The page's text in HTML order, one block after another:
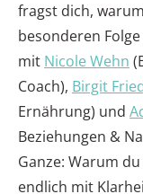
fragst dich,
besonderen
mit Nicole Wehn
Coach), Birgit
Ernährung) und
Beziehungen &
Ganze: Warum
endlich mit